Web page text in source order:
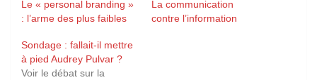
Le « personal branding »
: l’arme des plus faibles
La communication
contre l’information
Sondage : fallait-il mettre
à pied Audrey Pulvar ?
Voir le débat sur la